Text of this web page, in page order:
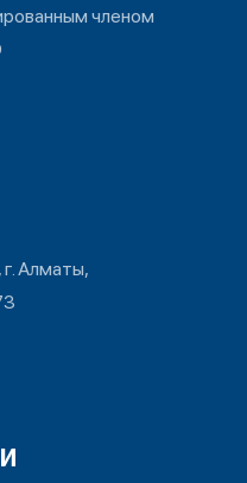
членом
г. Алматы,